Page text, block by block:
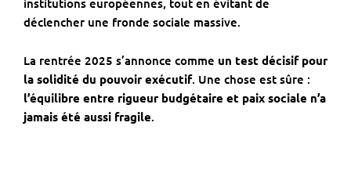
institutions européennes, tout en évitant de
déclencher une fronde sociale massive.
La rentrée 2025 s’annonce comme un test décisif pour
la solidité du pouvoir exécutif. Une chose est sûre :
l’équilibre entre rigueur budgétaire et paix sociale n’a
jamais été aussi fragile.